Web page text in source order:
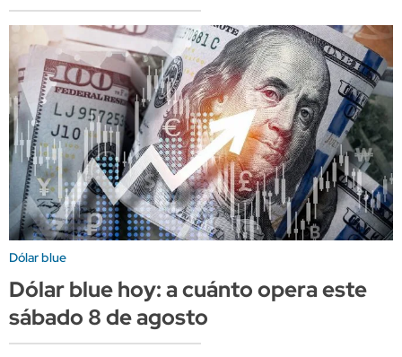
Dólar blue
Dólar blue hoy: a cuánto opera este
sábado 8 de agosto